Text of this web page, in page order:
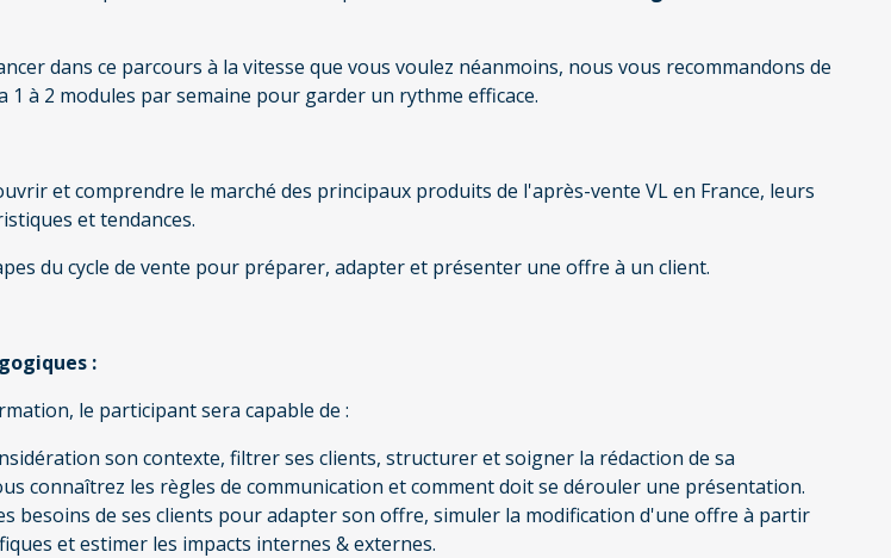
dans ce parcours à la vitesse que vous voulez néanmoins, nous vous recommandons de
1 à 2 modules par semaine pour garder un rythme efficace.
et comprendre le marché des principaux produits de l'après-vente VL en France, leurs
et tendances.
du cycle de vente pour préparer, adapter et présenter une offre à un client.
:
le participant sera capable de :
son contexte, filtrer ses clients, structurer et soigner la rédaction de sa
connaîtrez les règles de communication et comment doit se dérouler une présentation.
besoins de ses clients pour adapter son offre, simuler la modification d'une offre à partir
et estimer les impacts internes & externes.